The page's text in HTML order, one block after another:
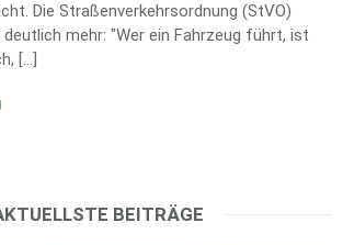
Die Straßenverkehrsordnung (StVO)
mehr: "Wer ein Fahrzeug führt, ist
[…]
BEITRÄGE